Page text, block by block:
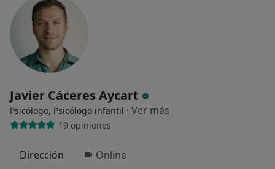
Javier Cáceres Aycart
Psicólogo, Psicólogo infantil · Ver más
19 opiniones
Dirección Online